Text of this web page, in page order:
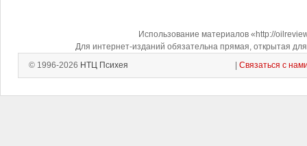
Использование материалов «http://
Для интернет-изданий обязательна прямая, открытая
© 1996-2026 НТЦ Психея Связаться с